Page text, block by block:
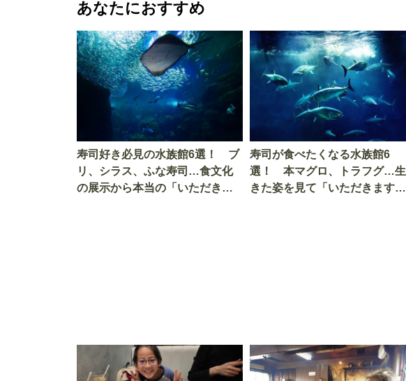
あなたにおすすめ
寿司好き必見の水族館6選！ ブ
リ、シラス、ふな寿司…食文化
の展示から本当の「いただきま
寿司が食べたくなる水族館6
選！ 本マグロ、トラフグ…生
きた姿を見て「いただきます」